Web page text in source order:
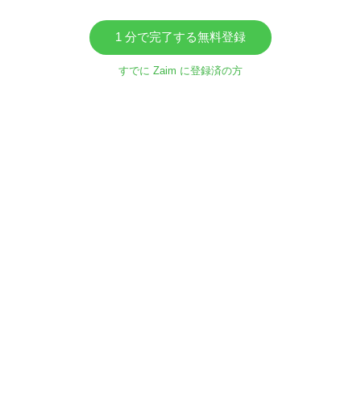
1 分で完了する無料登録
すでに Zaim に登録済の方